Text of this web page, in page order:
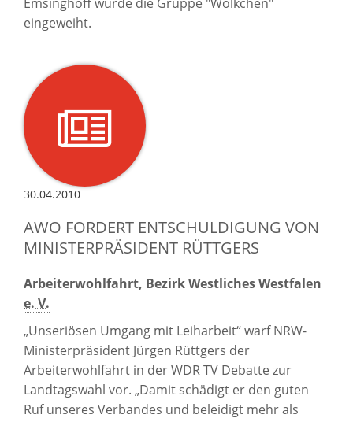
eingeweiht.
30.04.2010
AWO FORDERT ENTSCHULDIGUNG VON
MINISTERPRÄSIDENT RÜTTGERS
Arbeiterwohlfahrt, Bezirk Westliches Westfalen
e. V.
„Unseriösen Umgang mit Leiharbeit“ warf NRW-
Ministerpräsident Jürgen Rüttgers der
Arbeiterwohlfahrt in der WDR TV Debatte zur
Landtagswahl vor. „Damit schädigt er den guten
Ruf unseres Verbandes und beleidigt mehr als